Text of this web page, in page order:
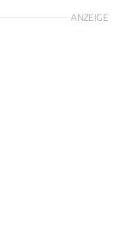
ANZEIGE